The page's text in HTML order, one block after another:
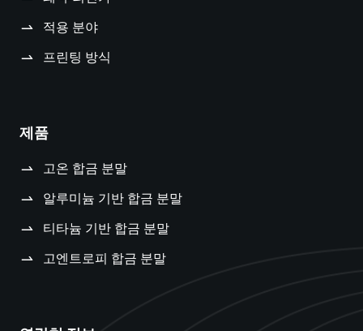
적용 분야
프린팅 방식
제품
고온 합금 분말
알루미늄 기반 합금 분말
티타늄 기반 합금 분말
고엔트로피 합금 분말